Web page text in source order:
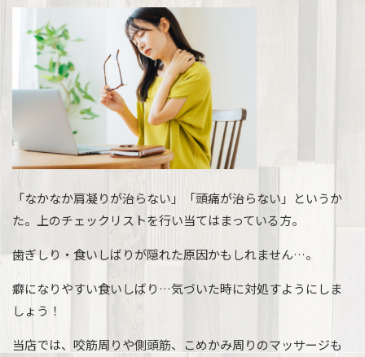
「なかなか肩凝りが治らない」「頭痛が治らない」というか
た。上のチェックリストを行い当てはまっている方。
歯ぎしり・食いしばりが隠れた原因かもしれません…。
癖になりやすい食いしばり…気づいた時に対処すようにしま
しょう！
当店では、咬筋周りや側頭筋、こめかみ周りのマッサージも